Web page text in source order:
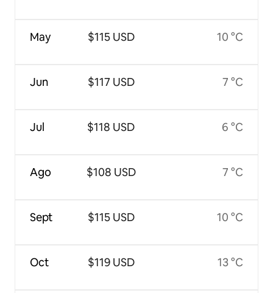
May
Jun
Jul
Ago
Sept
Oct
$115 USD
$117 USD
$118 USD
$108 USD
$115 USD
$119 USD
10 °C
7 °C
6 °C
7 °C
10 °C
13 °C